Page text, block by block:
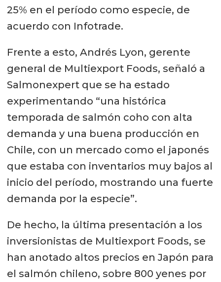
25% en el período como especie, de
acuerdo con Infotrade.
Frente a esto, Andrés Lyon, gerente
general de Multiexport Foods, señaló a
Salmonexpert que se ha estado
experimentando “una histórica
temporada de salmón coho con alta
demanda y una buena producción en
Chile, con un mercado como el japonés
que estaba con inventarios muy bajos al
inicio del período, mostrando una fuerte
demanda por la especie”.
De hecho, la última presentación a los
inversionistas de Multiexport Foods, se
han anotado altos precios en Japón para
el salmón chileno, sobre 800 yenes por